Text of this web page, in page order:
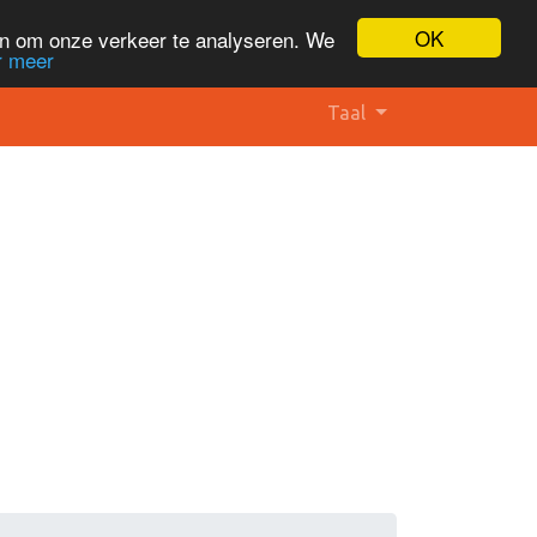
OK
om onze verkeer te analyseren. We
meer
Taal